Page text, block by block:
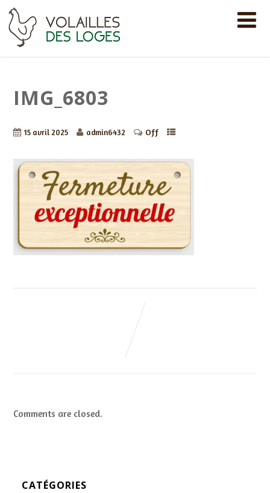
IMG_6803
15 avril 2025 admin6432 Off
Comments are closed.
CATÉGORIES